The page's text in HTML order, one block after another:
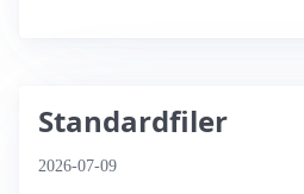
Standardfiler
2026-07-09